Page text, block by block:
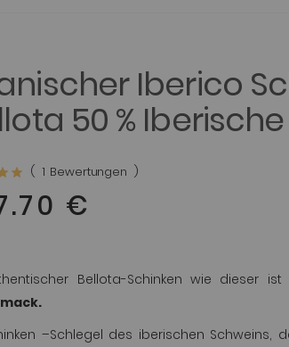
Iberico
50 %
1 Bewertungen
€
Bellota-Schinken wie dieser ist
–Schlegel des iberischen Schweins,